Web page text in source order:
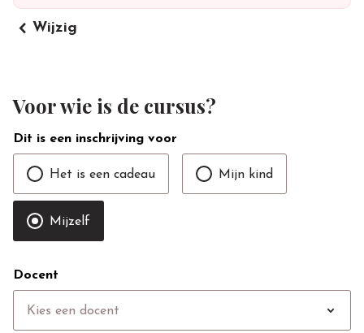
keyboard_arrow_left Wijzig
Voor wie is de cursus?
Dit is een inschrijving voor
Het is een cadeau Mijn kind
Mijzelf
Docent
Kies een docent expand_more